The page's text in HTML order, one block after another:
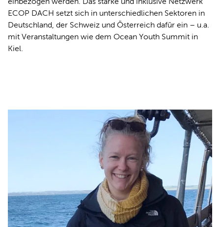
ECOP DACH setzt sich in unterschiedlichen Sektoren in
Deutschland, der Schweiz und Österreich dafür ein – u.a.
mit Veranstaltungen wie dem Ocean Youth Summit in
Kiel.